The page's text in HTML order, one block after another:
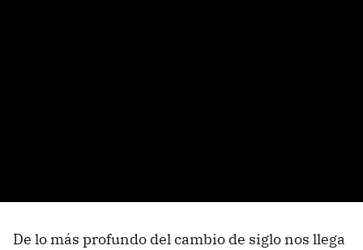
De lo más profundo del cambio de siglo nos llega